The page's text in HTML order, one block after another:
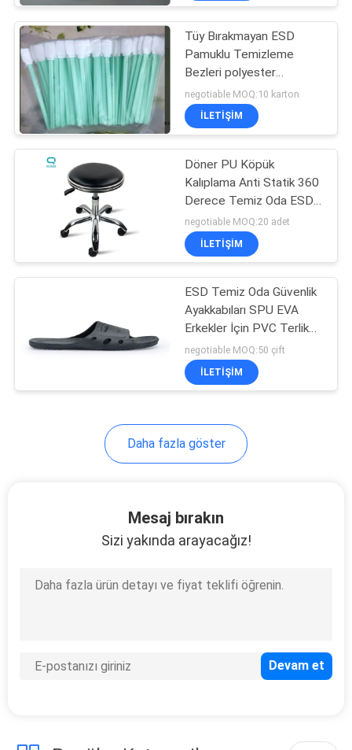
Esd Temiz Oda
Ayakkabıları
Anti Statik İş
Kıyafetleri
Anti statik kumaş
Tüy Bırakmayan ESD
Pamuklu Temizleme
Bezleri polyester
nazofaringeal sürüntü
negotiable MOQ:10 karton
İLETIŞIM
Döner PU Köpük
Kalıplama Anti Statik 360
Derece Temiz Oda ESD
Sandalyeler
negotiable MOQ:20 adet
İLETIŞIM
ESD Temiz Oda Güvenlik
Ayakkabıları SPU EVA
Erkekler İçin PVC Terlik
Tabanı 10e6ohm
negotiable MOQ:50 çift
İLETIŞIM
Daha fazla göster
Mesaj bırakın
Sizi yakında arayacağız!